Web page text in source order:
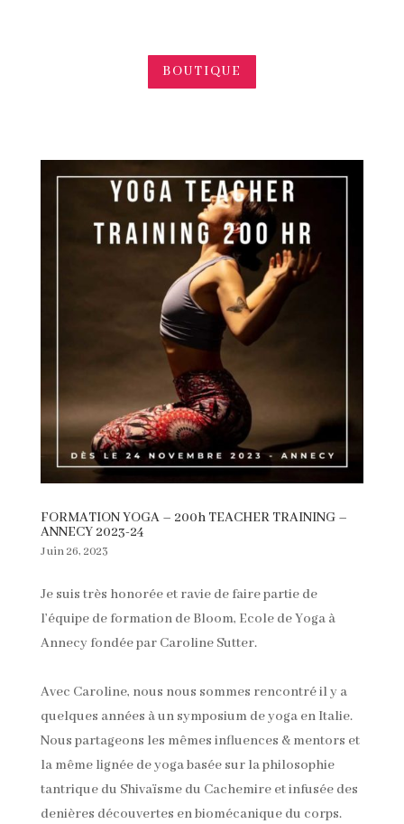
BOUTIQUE
FORMATION YOGA – 200h TEACHER TRAINING –
ANNECY 2023-24
Juin 26, 2023
Je suis très honorée et ravie de faire partie de
l’équipe de formation de Bloom, Ecole de Yoga à
Annecy fondée par Caroline Sutter.
Avec Caroline, nous nous sommes rencontré il y a
quelques années à un symposium de yoga en Italie.
Nous partageons les mêmes influences & mentors et
la même lignée de yoga basée sur la philosophie
tantrique du Shivaïsme du Cachemire et infusée des
denières découvertes en biomécanique du corps.